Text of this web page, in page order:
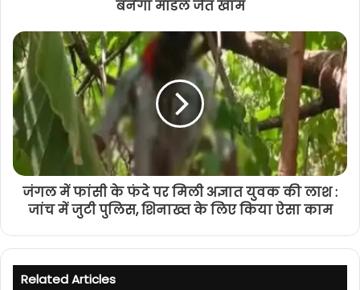
बनेगा मॉडल जैत खाम
जंगल में फांसी के फंदे पर मिली अज्ञात युवक की लाश :
जांच में जुटी पुलिस, शिनाख्त के लिए किया ऐसा काम
Related Articles